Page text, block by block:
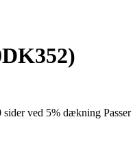
ved 5% dækning